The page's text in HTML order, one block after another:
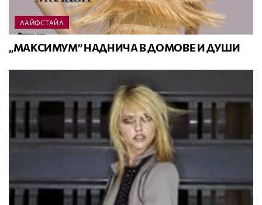
ЛАЙФСТАЙЛ
„МАКСИМУМ” НАДНИЧА В ДОМОВЕ И ДУШИ